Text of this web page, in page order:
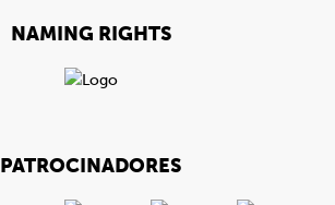
NAMING RIGHTS
PATROCINADORES